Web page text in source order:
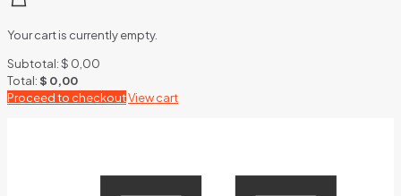
Your cart is currently empty.
Subtotal:$ 0,00
Total:$ 0,00
Proceed to checkoutView cart